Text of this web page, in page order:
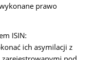
prawo
ISIN:
ich asymilacji z